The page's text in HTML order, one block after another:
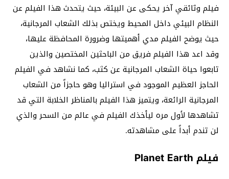
فيلم وثائقي آخر يحكى عن البيئة، حيث يتحدث هذا الفيلم عن
النظام البيئي داخل المحيط ويختص بذلك الشعاب المرجانية،
حيث يوضح الفيلم مدي أهميتها وضرورة المحافظة عليها،
وقد اعد هذا الفيلم فريق من الباحثين المختصين والذين
تابعوا حياة الشعاب المرجانية عن كثب، كما نشاهد في الفيلم
الحاجز العظيم الموجود في استراليا وهو حاجزاً من الشعاب
المرجانية الرائعة، ويتميز هذا الفيلم بالمناظر الخلابة التي قد
تشاهدها لأول مره ليأخذك الفيلم في عالم من السحر والذي
لن تندم أبداً على مشاهدته.
فيلم Planet Earth